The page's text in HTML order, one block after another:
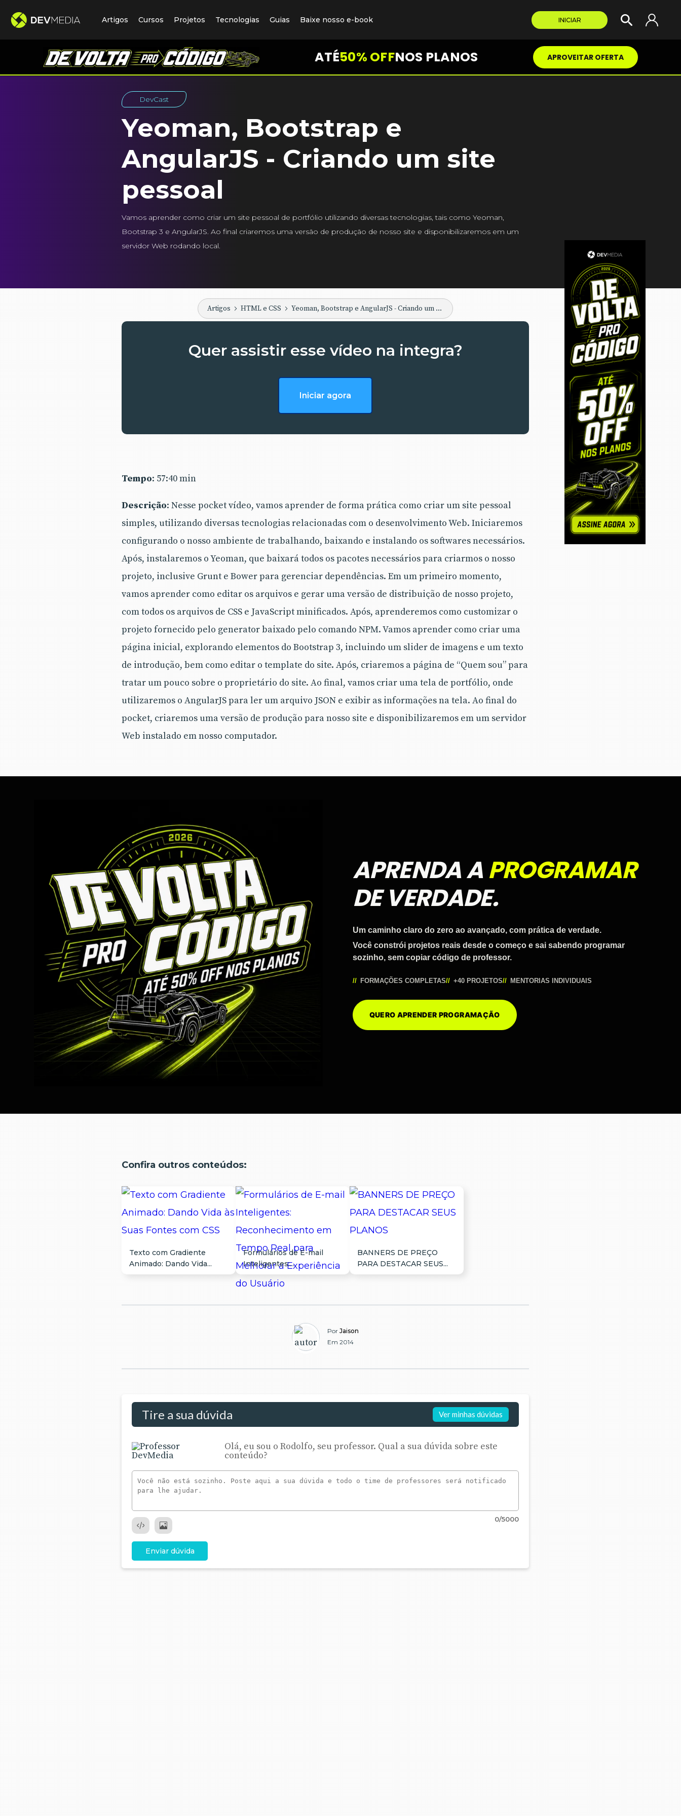
Artigos Cursos Projetos Tecnologias Guias Baixe nosso e-book INICIAR
ATÉ50% OFFNOS PLANOS APROVEITAR OFERTA
DevCast
Yeoman, Bootstrap e
AngularJS - Criando um site
pessoal
Vamos aprender como criar um site pessoal de portfólio utilizando diversas tecnologias, tais como Yeoman,
Bootstrap 3 e AngularJS. Ao final criaremos uma versão de produção de nosso site e disponibilizaremos em um
servidor Web rodando local.
Artigos HTML e CSS Yeoman, Bootstrap e AngularJS - Criando um site pessoal
Quer assistir esse vídeo na integra?
Iniciar agora
Tempo: 57:40 min
Descrição: Nesse pocket vídeo, vamos aprender de forma prática como criar um site pessoal
simples, utilizando diversas tecnologias relacionadas com o desenvolvimento Web. Iniciaremos
configurando o nosso ambiente de trabalhando, baixando e instalando os softwares necessários.
Após, instalaremos o Yeoman, que baixará todos os pacotes necessários para criarmos o nosso
projeto, inclusive Grunt e Bower para gerenciar dependências. Em um primeiro momento,
vamos aprender como editar os arquivos e gerar uma versão de distribuição de nosso projeto,
com todos os arquivos de CSS e JavaScript minificados. Após, aprenderemos como customizar o
projeto fornecido pelo generator baixado pelo comando NPM. Vamos aprender como criar uma
página inicial, explorando elementos do Bootstrap 3, incluindo um slider de imagens e um texto
de introdução, bem como editar o template do site. Após, criaremos a página de “Quem sou” para
tratar um pouco sobre o proprietário do site. Ao final, vamos criar uma tela de portfólio, onde
utilizaremos o AngularJS para ler um arquivo JSON e exibir as informações na tela. Ao final do
pocket, criaremos uma versão de produção para nosso site e disponibilizaremos em um servidor
Web instalado em nosso computador.
APRENDA APROGRAMAR
DE VERDADE.
Um caminho claro do zero ao avançado, com prática de verdade.
Você constrói projetos reais desde o começo e sai sabendo programar
sozinho, sem copiar código de professor.
FORMAÇÕES COMPLETAS +40 PROJETOS MENTORIAS INDIVIDUAIS
QUERO APRENDER PROGRAMAÇÃO
Confira outros conteúdos:
Texto com Gradiente
Animado: Dando Vida...
Formulários de E-mail
Inteligentes:...
BANNERS DE PREÇO
PARA DESTACAR SEUS...
Por Jaison
Em 2014
Tire a sua dúvida Ver minhas dúvidas
Olá, eu sou o Rodolfo, seu professor. Qual a sua dúvida sobre este
conteúdo?
0/5000
Enviar dúvida